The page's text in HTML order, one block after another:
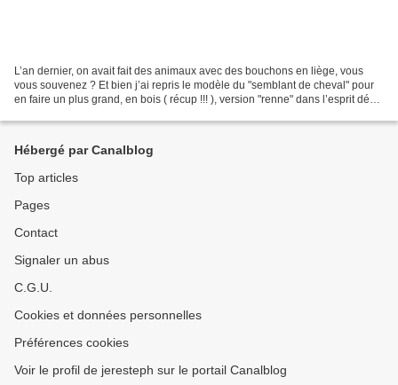
L’an dernier, on avait fait des animaux avec des bouchons en liège, vous
vous souvenez ? Et bien j’ai repris le modèle du "semblant de cheval" pour
en faire un plus grand, en bois ( récup !!! ), version "renne" dans l’esprit déco
Hébergé par Canalblog
Top articles
Pages
Contact
Signaler un abus
C.G.U.
Cookies et données personnelles
Préférences cookies
Voir le profil de jeresteph sur le portail Canalblog